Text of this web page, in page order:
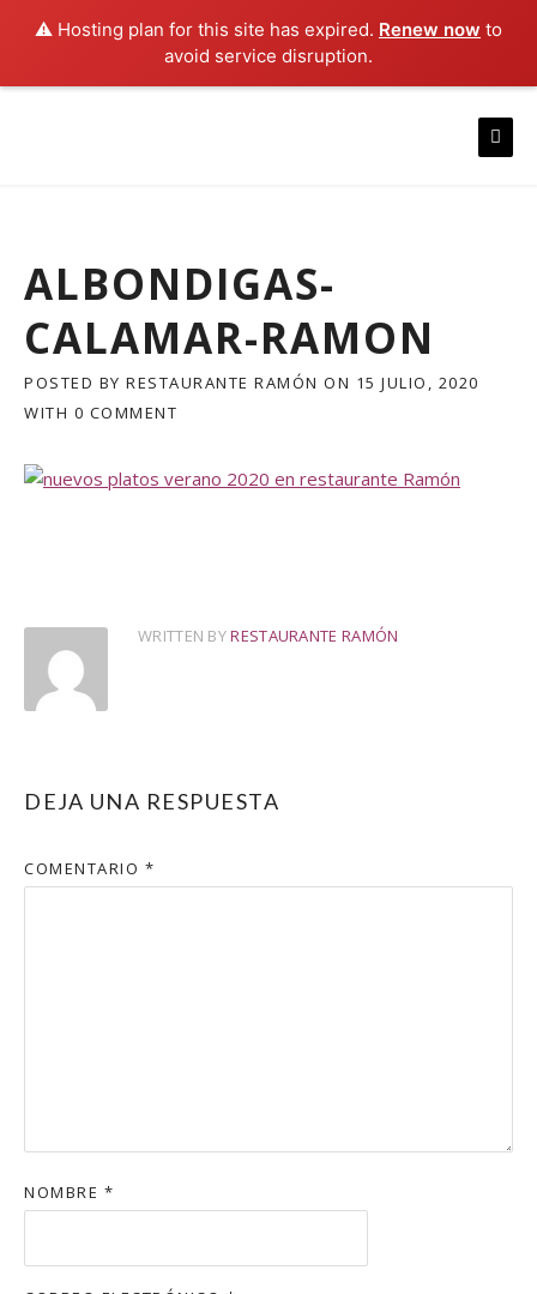
⚠️ Hosting plan for this site has expired. Renew now to
avoid service disruption.
ALBONDIGAS-
CALAMAR-RAMON
POSTED BY RESTAURANTE RAMÓN ON 15 JULIO, 2020
WITH 0 COMMENT
WRITTEN BYRESTAURANTE RAMÓN
DEJA UNA RESPUESTA
COMENTARIO *
NOMBRE *